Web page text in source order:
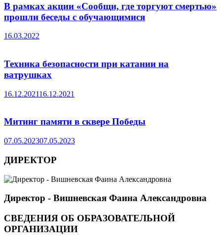
В рамках акции «Сообщи, где торгуют смертью»
прошли беседы с обучающимися
16.03.2022
Техника безопасности при катании на
ватрушках
16.12.202116.12.2021
Митинг памяти в сквере Победы
07.05.202307.05.2023
ДИРЕКТОР
Директор - Вишневская Фаина Александровна
СВЕДЕНИЯ ОБ ОБРАЗОВАТЕЛЬНОЙ
ОРГАНИЗАЦИИ